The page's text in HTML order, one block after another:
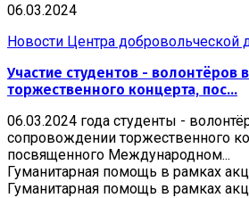
06.03.2024
Новости Центра добровольческой
Участие студентов - волонтёров
торжественного концерта, пос...
06.03.2024 года студенты -
сопровождении торжественного
посвященного Международном...
Гуманитарная помощь в рамках
Гуманитарная помощь в рамках